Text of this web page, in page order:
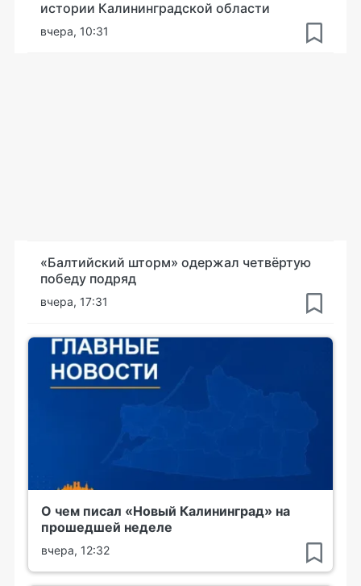
истории Калининградской области
вчера, 10:31
«Балтийский шторм» одержал четвёртую
победу подряд
вчера, 17:31
О чем писал «Новый Калининград» на
прошедшей неделе
вчера, 12:32